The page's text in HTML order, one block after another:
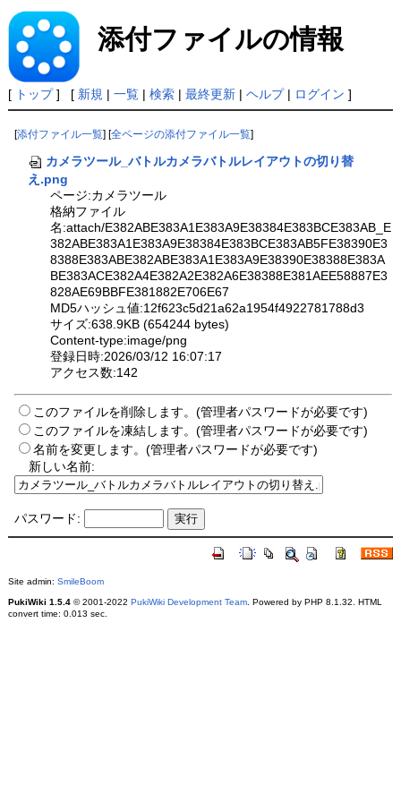
添付ファイルの情報
[ トップ] [ 新規 | 一覧| 検索| 最終更新| ヘルプ| ログイン ]
[添付ファイル一覧] [全ページの添付ファイル一覧]
カメラツール_バトルカメラバトルレイアウトの切り替
え.png
ページ:カメラツール
格納ファイル
名:attach/E382ABE383A1E383A9E38384E383BCE383AB_E
382ABE383A1E383A9E38384E383BCE383AB5FE38390E3
8388E383ABE382ABE383A1E383A9E38390E38388E383A
BE383ACE382A4E382A2E382A6E38388E381AEE58887E3
828AE69BBFE381882E706E67
MD5ハッシュ値:12f623c5d21a62a1954f4922781788d3
サイズ:638.9KB (654244 bytes)
Content-type:image/png
登録日時:2026/03/12 16:07:17
アクセス数:142
このファイルを削除します。(管理者パスワードが必要です)
このファイルを凍結します。(管理者パスワードが必要です)
名前を変更します。(管理者パスワードが必要です)
新しい名前:
パスワード:
Site admin: SmileBoom
PukiWiki 1.5.4© 2001-2022 PukiWiki Development Team. Powered by PHP 8.1.32. HTML
convert time: 0.013 sec.